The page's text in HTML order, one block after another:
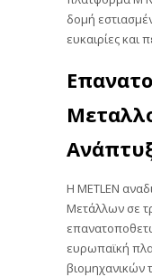
δομή
ευκαιρίες και
Η METLEN
Μετάλλων σε
ευρωπαϊκή
βιομηχανικών